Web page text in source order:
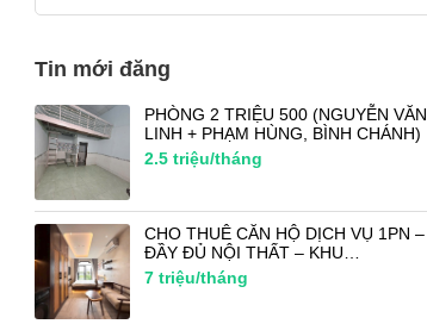
Tin mới đăng
PHÒNG 2 TRIỆU 500 (NGUYỄN VĂN
LINH + PHẠM HÙNG, BÌNH CHÁNH)
2.5 triệu/tháng
CHO THUÊ CĂN HỘ DỊCH VỤ 1PN –
ĐẦY ĐỦ NỘI THẤT – KHU…
7 triệu/tháng